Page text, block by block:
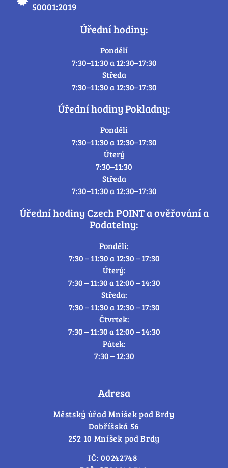
50001:2019
Úřední hodiny:
Pondělí
7:30–11:30 a 12:30–17:30
Středa
7:30–11:30 a 12:30–17:30
Úřední hodiny Pokladny:
Pondělí
7:30–11:30 a 12:30–17:30
Úterý
7:30–11:30
Středa
7:30–11:30 a 12:30–17:30
Úřední hodiny Czech POINT a ověřování a
Podatelny:
Pondělí:
7:30 – 11:30 a 12:30 – 17:30
Úterý:
7:30 – 11:30 a 12:00 – 14:30
Středa:
7:30 – 11:30 a 12:30 – 17:30
Čtvrtek:
7:30 – 11:30 a 12:00 – 14:30
Pátek:
7:30 – 12:30
Adresa
Městský úřad Mníšek pod Brdy
Dobříšská 56
252 10 Mníšek pod Brdy
IČ: 00242748